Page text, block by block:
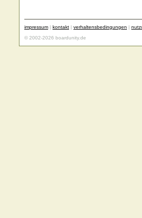
impressum | kontakt | verhaltensbedingungen |
© 2002-2026 boardunity.de